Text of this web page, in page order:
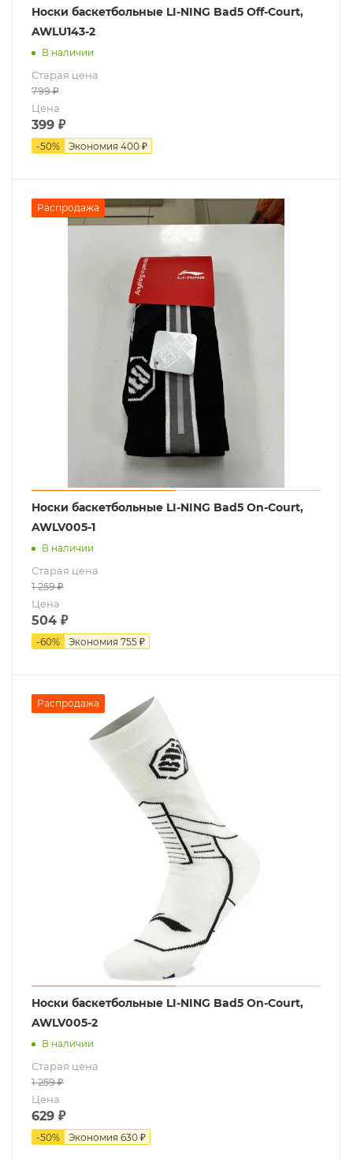
Носки баскетбольные LI-NING Bad5 Off-Court,
AWLU143-2
В наличии
Старая цена
799₽
Цена
399 ₽
-50% Экономия 400 ₽
Распродажа
Носки баскетбольные LI-NING Bad5 On-Court,
AWLV005-1
В наличии
Старая цена
1 259₽
Цена
504 ₽
-60% Экономия 755 ₽
Распродажа
Носки баскетбольные LI-NING Bad5 On-Court,
AWLV005-2
В наличии
Старая цена
1 259₽
Цена
629 ₽
-50% Экономия 630 ₽